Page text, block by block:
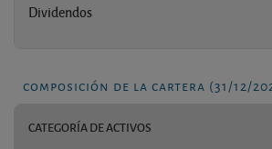
Dividendos
composición de la cartera (31/12/
CATEGORÍA DE ACTIVOS